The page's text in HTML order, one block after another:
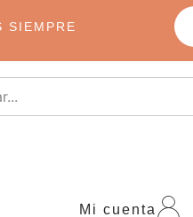
SIEMPRE
Mi cuenta